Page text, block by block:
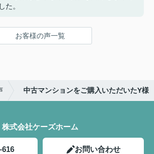
た。
お客様の声一覧
中古マンションをご購入いただいたY様
株式会社ケーズホーム
616 お問い合わせ